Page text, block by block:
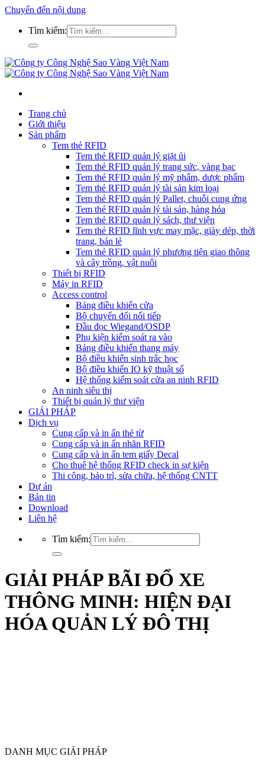
Chuyển đến nội dung
Tìm kiếm:
Trang chủ
Giới thiệu
Sản phẩm
Tem thẻ RFID
Tem thẻ RFID quản lý giặt ủi
Tem thẻ RFID quản lý trang sức, vàng bạc
Tem thẻ RFID quản lý mỹ phẩm, dược phẩm
Tem thẻ RFID quản lý tài sản kim loại
Tem thẻ RFID quản lý Pallet, chuỗi cung ứng
Tem thẻ RFID quản lý tài sản, hàng hóa
Tem thẻ RFID quản lý sách, thư viện
Tem thẻ RFID lĩnh vực may mặc, giày dép, thời
trang, bán lẻ
Tem thẻ RFID quản lý phương tiện giao thông
và cây trồng, vật nuôi
Thiết bị RFID
Máy in RFID
Access control
Bảng điều khiển cửa
Bộ chuyển đổi nối tiếp
Đầu đọc Wiegand/OSDP
Phụ kiện kiểm soát ra vào
Bảng điều khiển thang máy
Bộ điều khiển sinh trắc học
Bộ điều khiển IO kỹ thuật số
Hệ thống kiểm soát cửa an ninh RFID
An ninh siêu thị
Thiết bị quản lý thư viện
GIẢI PHÁP
Dịch vụ
Cung cấp và in ấn thẻ từ
Cung cấp và in ấn nhãn RFID
Cung cấp và in ấn tem giấy Decal
Cho thuê hệ thống RFID check in sự kiện
Thi công, bảo trì, sửa chữa, hệ thống CNTT
Dự án
Bản tin
Download
Liên hệ
Tìm kiếm:
GIẢI PHÁP BÃI ĐỔ XE
THÔNG MINH: HIỆN ĐẠI
HÓA QUẢN LÝ ĐÔ THỊ
DANH MỤC GIẢI PHÁP